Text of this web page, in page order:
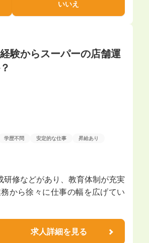
いいえ
験からスーパーの店舗運
学歴不問 安定的な仕事 昇給あり
研修などがあり、教育体制が充実
から徐々に仕事の幅を広げてい
求人詳細を見る